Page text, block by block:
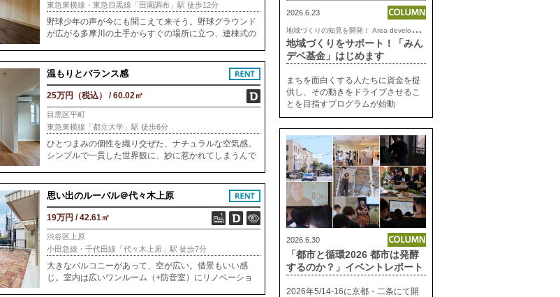
東急東横線・東急目黒線「田園調布」駅 徒歩12分
野球少年の声が今にも聞こえて来そう。野球グラウンド
が広がる多摩川の土手からすぐの場所に立つ、連棟式の
温もりとバランス感
25万円（税込） / 60.02㎡
目黒区平町
東急東横線「都立大学」駅 徒歩6分
ひとつまみの個性を織り交ぜた、ナチュラルな空気感。
シンプルで一貫した世界観に、妙に惹かれてしまうんで
思い出のルーバル＠代々木上原
19万円 / 42.61㎡
渋谷区上原
小田急線・千代田線「代々木上原」駅 徒歩7分
大きなバルコニーがあって、空が広い。借景もいい感
じ。室内は広いワンルーム（+防音室）にリノベーショ
2026.6.23
地
域づくりの知見を開発！ Area development lab.
地域づくりをサポート！「みん
デベ基金」はじめます
まちを面白くする人たちに資金を提
供し、その動きをドライブさせるこ
とを目指すプログラムが始動
2026.6.30
「都市と循環2026 都市は発酵
するのか？」イベントレポート
2026年5/14-16に京都・二条にて開